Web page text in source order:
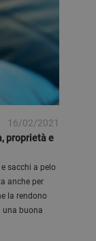
16/02/2021
proprietà e
sacchi a pelo
anche per
la rendono
una buona